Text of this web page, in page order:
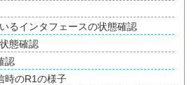
るインタフェースの状態確認
態確認
認
時のR1の様子